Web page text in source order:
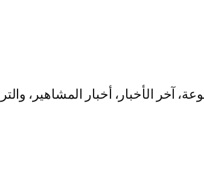
الأخبار، أخبار المشاهير،